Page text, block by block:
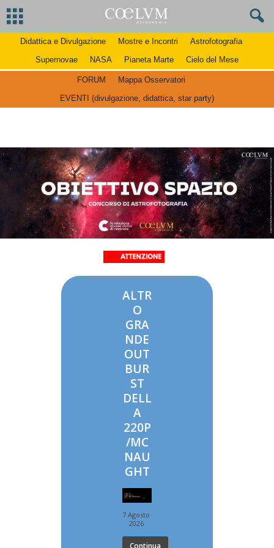
Didattica e Divulgazione Mostre e Incontri
Astrofotografia
Supernovae
NASA Pianeta Marte Cielo del Mese
FORUM
Mappa Osservatori
EVENTI (divulgazione, didattica, star party)
ALTR
O
GRA
NDE
OUT
BUR
ST
DELL
A
220P
/MC
NAU
GHT
7 Agosto
2026
Continua